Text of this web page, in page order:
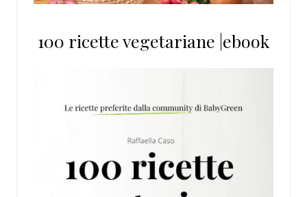
100 ricette vegetariane |ebook